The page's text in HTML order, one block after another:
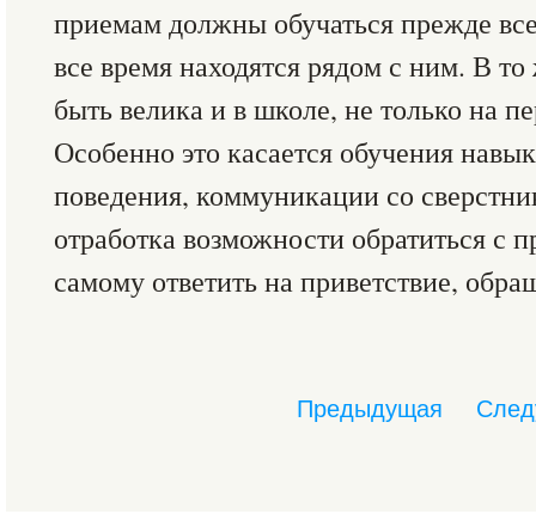
приемам должны обучаться прежде
все время находятся рядом с ним. В
быть велика и в школе, не только на
Особенно это касается обучения
поведения, коммуникации со
отработка возможности обратиться с
самому ответить на приветствие,
Предыдущая